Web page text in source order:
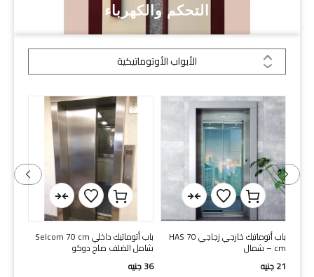
التحكم والكهرباء
الأبواب الأوتوماتيكية
باب أتوماتيك خارجي زجاجي HAS 70
cm – شمال
21جنيه
باب أتوماتيك داخلي Selcom 70 cm
شامل الضلف صاج دوكو
36جنيه